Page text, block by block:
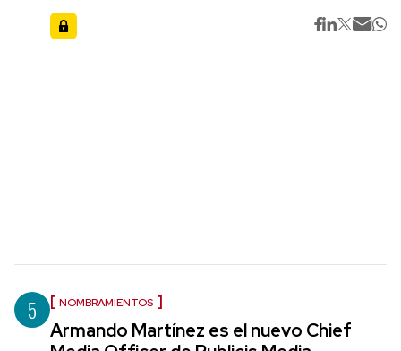
5 NOMBRAMIENTOS
Armando Martínez es el nuevo Chief